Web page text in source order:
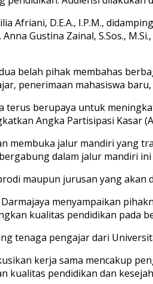
Afriani, D.E.A., I.P.M.,
Gustina Zainal, S.Sos.,
belah pihak membahas
penerimaan mahasiswa
terus berupaya untuk
Angka Partisipasi Kasar
membuka jalur mandiri yang
dalam jalur mandiri
maupun jurusan yang akan
menyampaikan
kualitas pendidikan pada
tenaga pengajar dari
kerja sama mencakup
kualitas pendidikan dan